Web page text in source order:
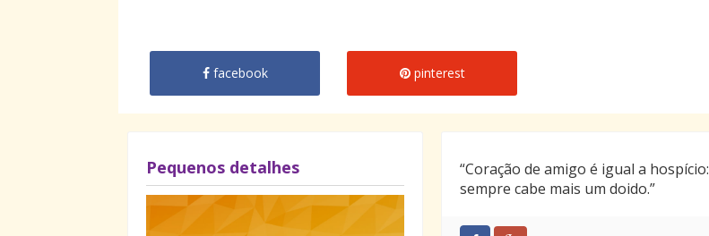
facebook pinterest
Pequenos detalhes
“Coração de amigo é igual a hospício:
sempre cabe mais um doido.”